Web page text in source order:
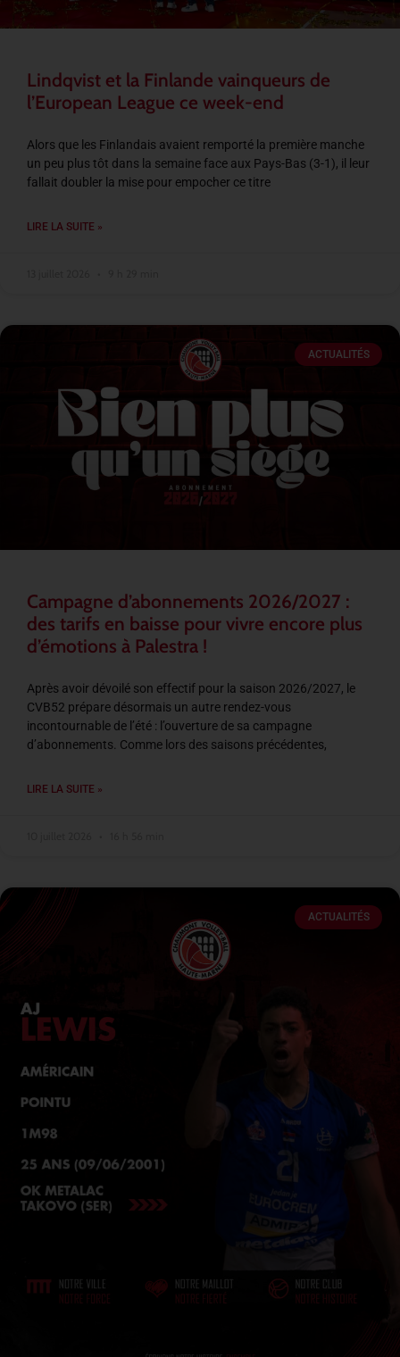
Lindqvist et la Finlande vainqueurs de
l’European League ce week-end
Alors que les Finlandais avaient remporté la première manche
un peu plus tôt dans la semaine face aux Pays-Bas (3-1), il leur
fallait doubler la mise pour empocher ce titre
LIRE LA SUITE »
ACTUALITÉS
Campagne d’abonnements 2026/2027 :
des tarifs en baisse pour vivre encore plus
d’émotions à Palestra !
Après avoir dévoilé son effectif pour la saison 2026/2027, le
CVB52 prépare désormais un autre rendez-vous
incontournable de l’été : l’ouverture de sa campagne
d’abonnements. Comme lors des saisons précédentes,
LIRE LA SUITE »
ACTUALITÉS